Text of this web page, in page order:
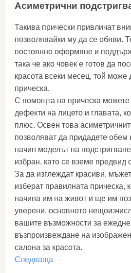
Асиметрични
Такива прически привличат
позволявайки му да се обяви.
постоянно оформяне и
така че ако човек е готов да
красота всеки месец, той може
прическа.
С помощта на прическа можете
дефекти на лицето и главата,
плюс. Освен това
позволяват да придадете обем
начин моделът на
избран, като се вземе предвид
За да изглеждат красиви,
изберат правилната прическа,
начина им на живот и ще им
уверени. основното
вашите възможности за
възпроизвеждане на
салона за красота.
Следваща